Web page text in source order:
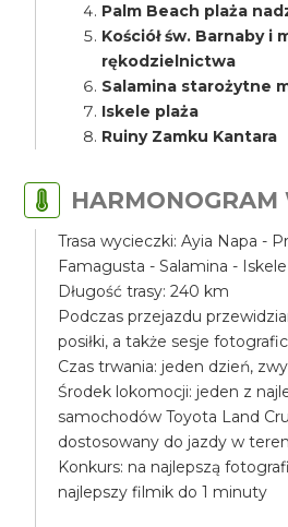
Palm Beach plaża
Kościół św. Barnaby i
rękodzielnictwa
Salamina starożytne
Iskele plaża
Ruiny Zamku Kantara
HARMONOGRAM
Trasa wycieczki: Ayia Napa -
Famagusta - Salamina -
Długość trasy: 240 km
Podczas przejazdu
posiłki, a także sesje
Czas trwania: jeden dzień,
Środek lokomocji: jeden z
samochodów Toyota Land
dostosowany do jazdy w
Konkurs: na najlepszą
najlepszy filmik do 1 minuty